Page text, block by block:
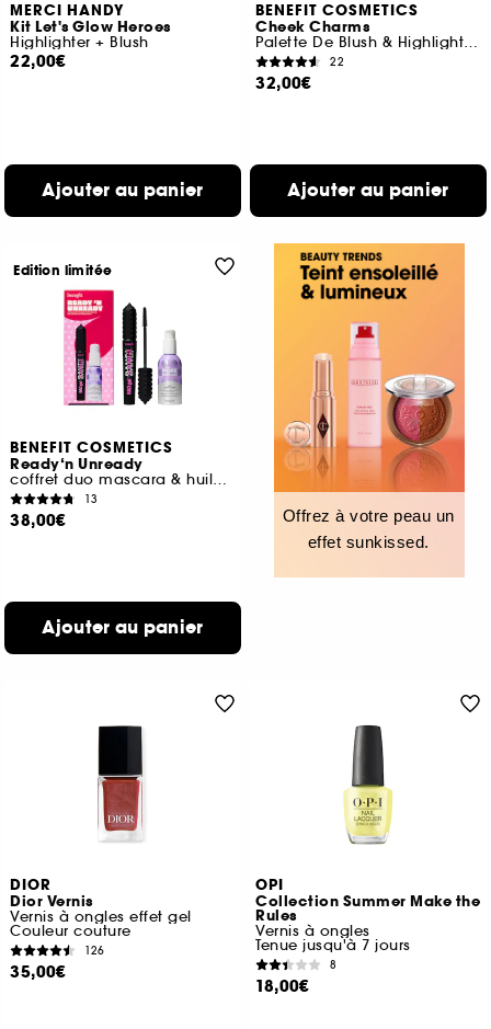
MERCI HANDY
Kit Let's Glow Heroes
Highlighter + Blush
22,00€
Ajouter au panier
BENEFIT COSMETICS
Cheek Charms
Palette De Blush & Highlighter En Edition Limitée
22
32,00€
Ajouter au panier
BENEFIT COSMETICS
Ready‘n Unready
coffret duo mascara & huile démaquillante
13
38,00€
Ajouter au panier
Edition limitée
Offrez à votre peau un
effet sunkissed.
DIOR
Dior Vernis
Vernis à ongles effet gel
Couleur couture
126
35,00€
OPI
Collection Summer Make the
Rules
Vernis à ongles
Tenue jusqu'à 7 jours
8
18,00€